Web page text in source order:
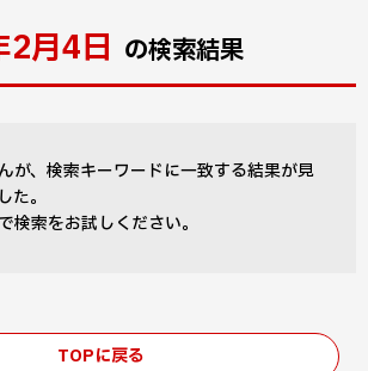
月4日 の検索結果
が、検索キーワードに一致する結果が見
た。
検索をお試しください。
TOPに戻る